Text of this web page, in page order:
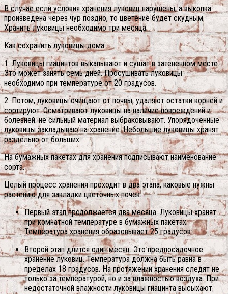
В случае если условия хранения луковиц нарушены, а выкопка
произведена через чур поздно, то цветение будет скудным.
Хранить луковицы необходимо три месяца.
Как сохранить луковицы дома:
1. Луковицы гиацинтов выкапывают и сушат в затененном месте.
Это может занять семь дней. Просушивать луковицы
необходимо при температуре от 20 градусов.
2. Потом, луковицы очищают от почвы, удаляют остатки корней и
сортируют. Осматривают луковицы на наличие повреждений и
болезней. не сильный материал выбраковывают. Упорядоченные
луковицы закладываю на хранение. Небольшие луковицы хранят
раздельно от больших.
На бумажных пакетах для хранения подписывают наименование
сорта.
Целый процесс хранения проходит в два этапа, каковые нужны
растению для закладки цветочных почек.
Первый этап продолжается два месяца. Луковицы хранят
при комнатной температуре в бумажных пакетах.
Температура хранения образовывает 25 градусов.
Второй этап длится один месяц. Это предпосадочное
хранение луковиц. Температура должна быть равна в
пределах 18 градусов. На протяжении хранения следят не
только за температурой, но и за влажностью воздуха. При
недостаточной влажности луковицы гиацинта высыхают.